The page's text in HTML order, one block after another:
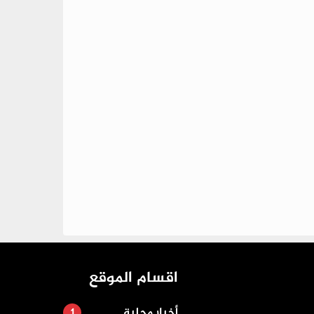
اقسام الموقع